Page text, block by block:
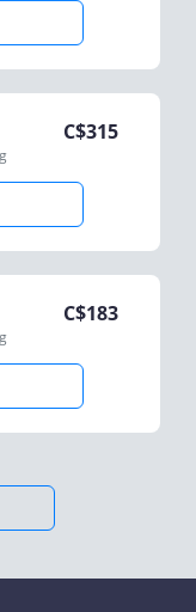
C$315
C$183